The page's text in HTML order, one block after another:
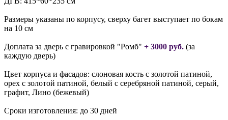
Размеры указаны по корпусу, сверху багет выступает по бокам
на 10 см
Доплата за дверь с гравировкой "Ромб" + 3000 руб. (за
каждую дверь)
Цвет корпуса и фасадов: слоновая кость с золотой патиной,
орех с золотой патиной, белый с серебряной патиной, серый,
графит, Лино (бежевый)
Сроки изготовления: до 30 дней